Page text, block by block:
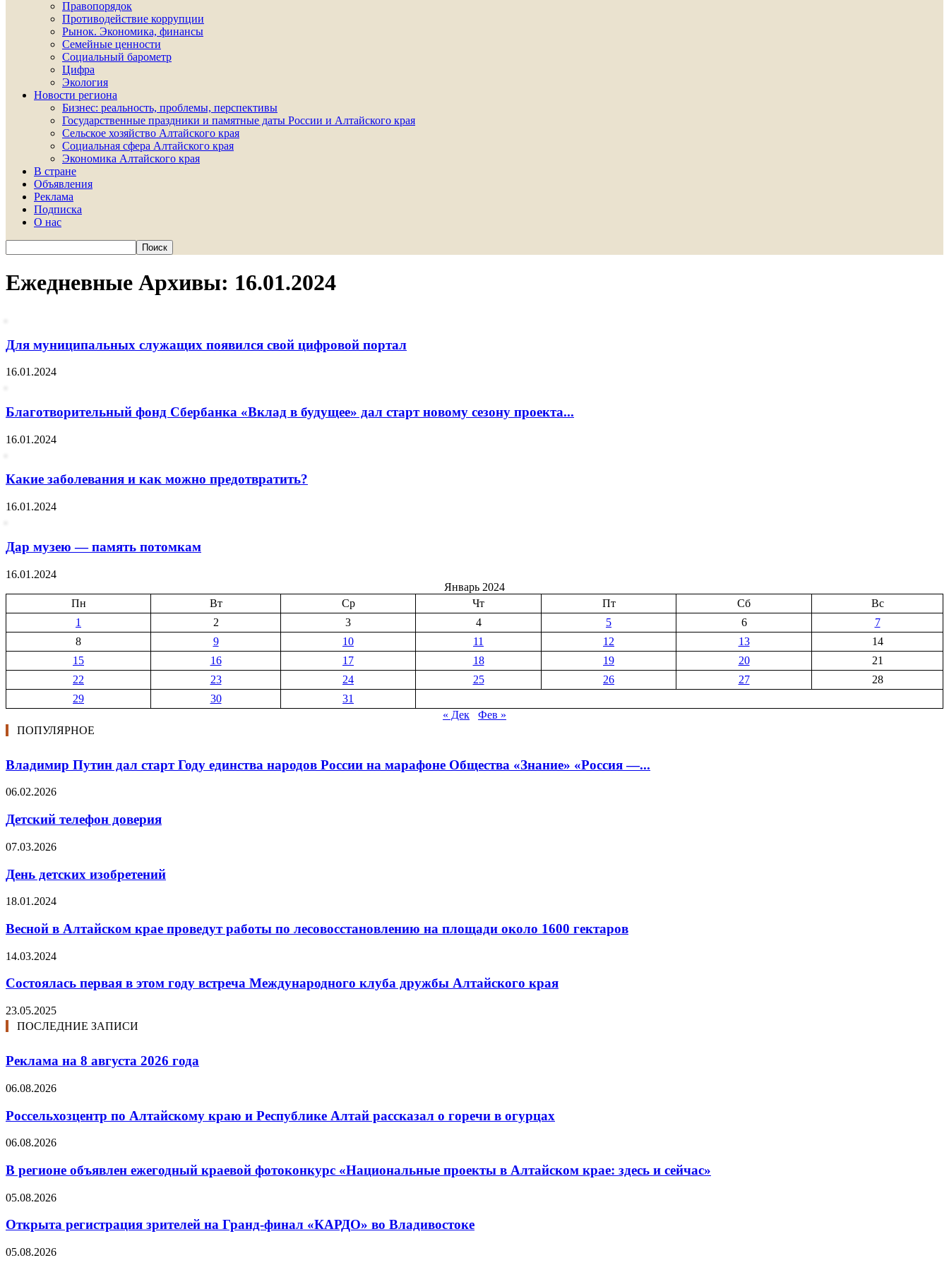
Правопорядок
Противодействие коррупции
Рынок. Экономика, финансы
Семейные ценности
Социальный барометр
Цифра
Экология
Новости региона
Бизнес: реальность, проблемы, перспективы
Государственные праздники и памятные даты России и Алтайского края
Сельское хозяйство Алтайского края
Социальная сфера Алтайского края
Экономика Алтайского края
В стране
Объявления
Реклама
Подписка
О нас
Ежедневные Архивы: 16.01.2024
Для муниципальных служащих появился свой цифровой портал
16.01.2024
Благотворительный фонд Сбербанка «Вклад в будущее» дал старт новому сезону проекта...
16.01.2024
Какие заболевания и как можно предотвратить?
16.01.2024
Дар музею — память потомкам
16.01.2024
Январь 2024
Пн
Вт Ср Чт Пт Сб
Вс
1
2 3 4 5 6
7
8
9 10 11 12 13
14
15
16 17 18 19 20
21
22
23 24 25 26 27
28
29
30
31
« Дек
Фев »
ПОПУЛЯРНОЕ
Владимир Путин дал старт Году единства народов России на марафоне Общества «Знание» «Россия —...
06.02.2026
Детский телефон доверия
07.03.2026
День детских изобретений
18.01.2024
Весной в Алтайском крае проведут работы по лесовосстановлению на площади около 1600 гектаров
14.03.2024
Состоялась первая в этом году встреча Международного клуба дружбы Алтайского края
23.05.2025
ПОСЛЕДНИЕ ЗАПИСИ
Реклама на 8 августа 2026 года
06.08.2026
Россельхозцентр по Алтайскому краю и Республике Алтай рассказал о горечи в огурцах
06.08.2026
В регионе объявлен ежегодный краевой фотоконкурс «Национальные проекты в Алтайском крае: здесь и сейчас»
05.08.2026
Открыта регистрация зрителей на Гранд-финал «КАРДО» во Владивостоке
05.08.2026